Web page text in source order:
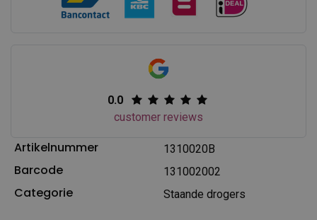
0.0
customer reviews
Artikelnummer 1310020B
Barcode 131002002
Categorie Staande drogers